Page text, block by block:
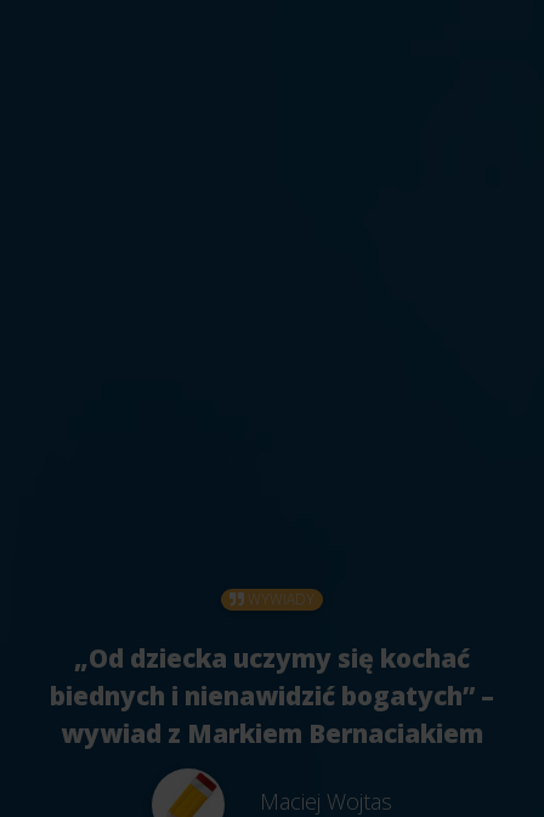
WYWIADY
„Od dziecka uczymy się kochać
biednych i nienawidzić bogatych” –
wywiad z Markiem Bernaciakiem
Maciej Wojtas